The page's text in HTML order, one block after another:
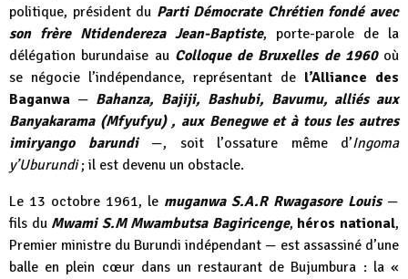
politique, président du Parti Démocrate Chrétien fondé avec
son frère Ntidendereza Jean-Baptiste, porte-parole de la
délégation burundaise au Colloque de Bruxelles de 1960 où
se négocie l’indépendance, représentant de l’Alliance des
Baganwa — Bahanza, Bajiji, Bashubi, Bavumu, alliés aux
Banyakarama (Mfyufyu) , aux Benegwe et à tous les autres
imiryango barundi—, soit l’ossature même d’Ingoma
y’Uburundi; il est devenu un obstacle.
Le 13 octobre 1961, le muganwa S.A.R Rwagasore Louis—
fils du Mwami S.M Mwambutsa Bagiricenge, héros national,
Premier ministre du Burundi indépendant — est assassiné d’une
balle en plein cœur dans un restaurant de Bujumbura : la «